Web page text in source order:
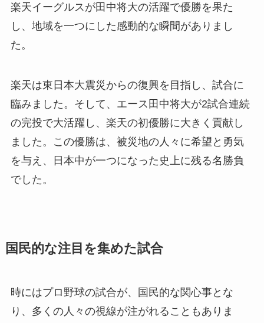
楽天イーグルスが田中将大の活躍で優勝を果た
し、地域を一つにした感動的な瞬間がありまし
た。
楽天は東日本大震災からの復興を目指し、試合に
臨みました。そして、エース田中将大が2試合連続
の完投で大活躍し、楽天の初優勝に大きく貢献し
ました。この優勝は、被災地の人々に希望と勇気
を与え、日本中が一つになった史上に残る名勝負
でした。
国民的な注目を集めた試合
時にはプロ野球の試合が、国民的な関心事とな
り、多くの人々の視線が注がれることもありま